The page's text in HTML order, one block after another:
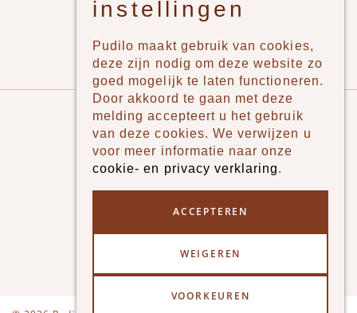
Meisjes
Merken
Pudilo
Over ons
Algemene voorwaarden
Klantenservice - Ruilen & Retourneren
instellingen
Pudilo maakt gebruik van cookies,
deze zijn nodig om deze website zo
goed mogelijk te laten functioneren.
Door akkoord te gaan met deze
melding accepteert u het gebruik
van deze cookies. We verwijzen u
voor meer informatie naar onze
cookie- en privacy verklaring.
ACCEPTEREN
WEIGEREN
VOORKEUREN